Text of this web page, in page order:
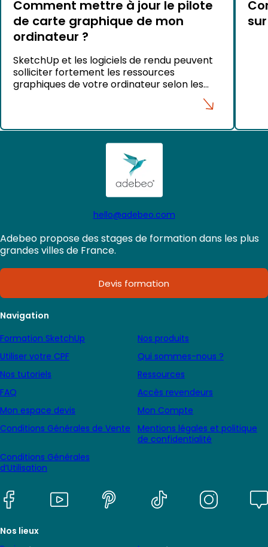
Comment mettre à jour le pilote
de carte graphique de mon
ordinateur ?
SketchUp et les logiciels de rendu peuvent
solliciter fortement les ressources
graphiques de votre ordinateur selon les
projets que vous réalisez. Pour garantir des
performances optimales et éviter certains
de maintenir les pilotes de votre carte
graphique à jour. Sous Windows Pour les
ordinateurs portables Nous vous conseillons
hello@adebeo.com
Adebeo propose des stages de formation dans les plus
grandes villes de France.
Devis formation
Navigation
Formation SketchUp
Nos produits
Utiliser votre CPF
Qui sommes-nous ?
Nos tutoriels
Ressources
FAQ
Accès revendeurs
Mon espace devis
Mon Compte
Conditions Générales de Vente
Mentions légales et politique
de confidentialité
Conditions Générales
d’Utilisation
Nos lieux